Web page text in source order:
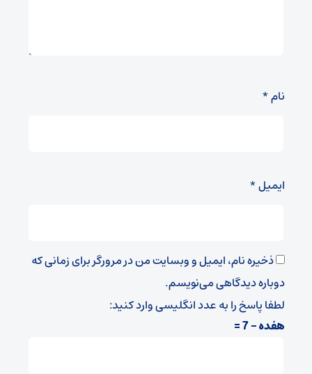
نام*
ایمیل*
ذخیره نام، ایمیل و وبسایت من در مرورگر برای زمانی که
دوباره دیدگاهی می‌نویسم.
لطفا پاسخ را به عدد انگلیسی وارد کنید:
هفده − 7 =